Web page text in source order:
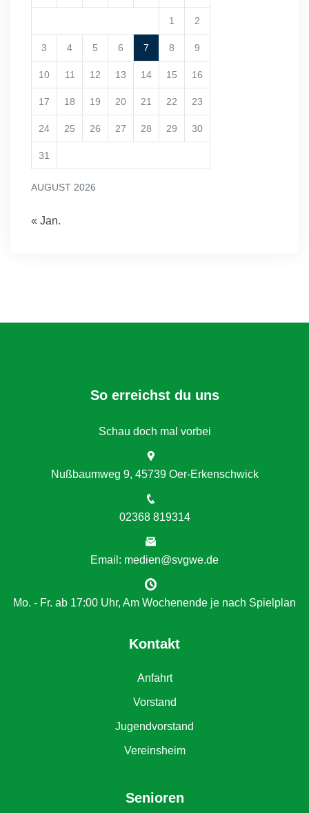
AUGUST 2026
1 2
3 4 5 6 7 8 9
10 11 12 13 14 15 16
17 18 19 20 21 22 23
24 25 26 27 28 29 30
31
« Jan.
So erreichst du uns
Schau doch mal vorbei
Nußbaumweg 9, 45739 Oer-Erkenschwick
02368 819314
Email: medien@svgwe.de
Mo. - Fr. ab 17:00 Uhr, Am Wochenende je nach Spielplan
Kontakt
Anfahrt
Vorstand
Jugendvorstand
Vereinsheim
Senioren